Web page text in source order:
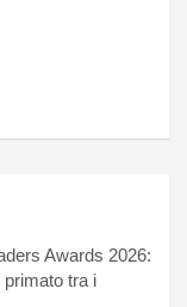
Awards 2026:
primato tra i